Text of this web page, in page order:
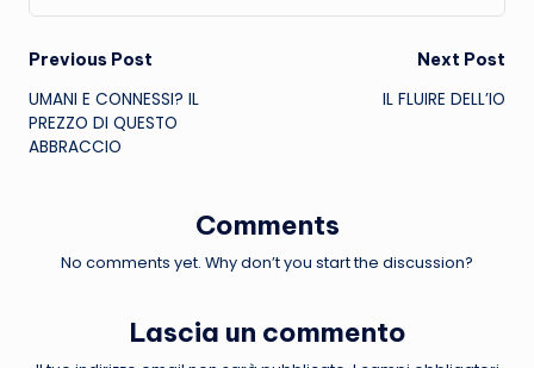
Post
navigation
Previous Post
UMANI E CONNESSI? IL
PREZZO DI QUESTO
ABBRACCIO
Next Post
IL FLUIRE DELL’IO
Comments
No comments yet. Why don’t you start the discussion?
Lascia un commento